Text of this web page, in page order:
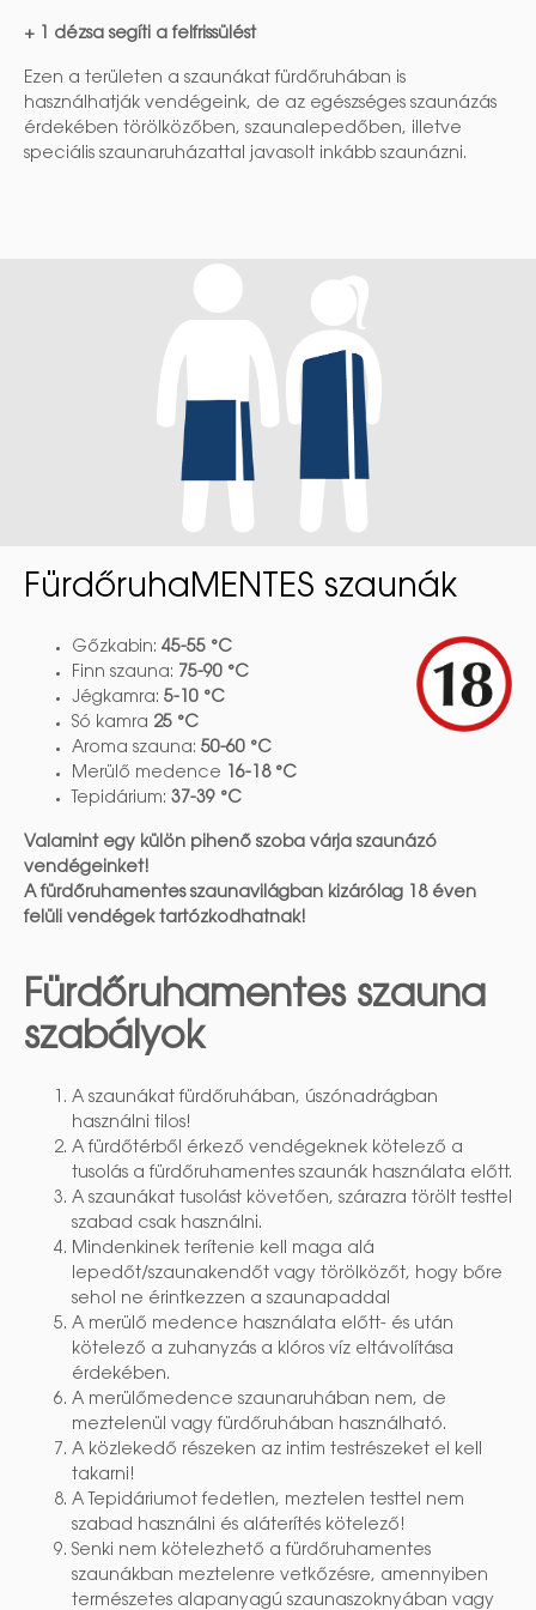
+ 1 dézsa segíti a felfrissülést
Ezen a területen a szaunákat fürdőruhában is
használhatják vendégeink, de az egészséges szaunázás
érdekében törölközőben, szaunalepedőben, illetve
speciális szaunaruházattal javasolt inkább szaunázni.
FürdőruhaMENTES szaunák
Gőzkabin: 45-55 °C
Finn szauna: 75-90 °C
Jégkamra: 5-10 °C
Só kamra 25 °C
Aroma szauna: 50-60 °C
Merülő medence
16-18 °C
Tepidárium: 37-39 °C
Valamint egy külön pihenő szoba várja szaunázó
vendégeinket!
A fürdőruhamentes szaunavilágban kizárólag 18 éven
felüli vendégek tartózkodhatnak!
Fürdőruhamentes szauna
szabályok
A szaunákat fürdőruhában, úszónadrágban
használni tilos!
A fürdőtérből érkező vendégeknek kötelező a
tusolás a fürdőruhamentes szaunák használata előtt.
A szaunákat tusolást követően, szárazra törölt testtel
szabad csak használni.
Mindenkinek terítenie kell maga alá
lepedőt/szaunakendőt vagy törölközőt, hogy bőre
sehol ne érintkezzen a szaunapaddal
A merülő medence használata előtt- és után
kötelező a zuhanyzás a klóros víz eltávolítása
érdekében.
A merülőmedence szaunaruhában nem, de
meztelenül vagy fürdőruhában használható.
A közlekedő részeken az intim testrészeket el kell
takarni!
A Tepidáriumot fedetlen, meztelen testtel nem
szabad használni és aláterítés kötelező!
Senki nem kötelezhető a fürdőruhamentes
szaunákban meztelenre vetkőzésre, amennyiben
természetes alapanyagú szaunaszoknyában vagy